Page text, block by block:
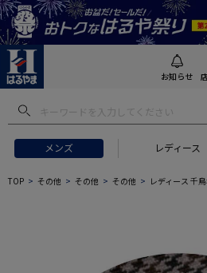
お知らせ
メンズ レディース
TOP その他 その他 その他 レディース 千